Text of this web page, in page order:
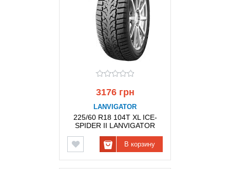
3176 грн
LANVIGATOR
225/60 R18 104T XL ICE-
SPIDER II LANVIGATOR
В корзину